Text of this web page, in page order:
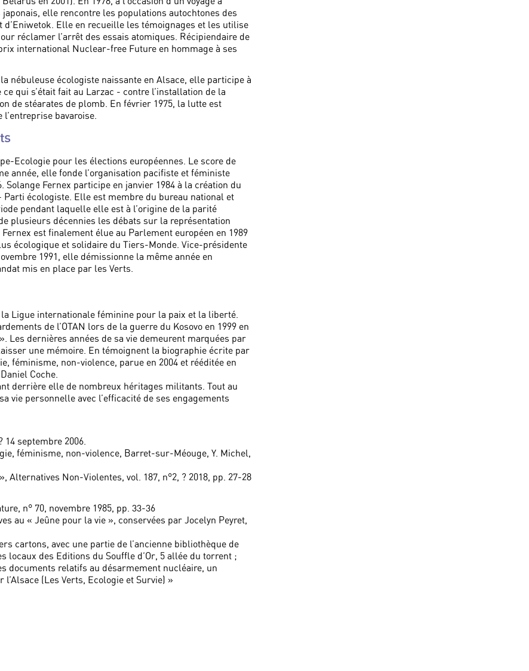
elle rencontre les populations autochtones des
Elle en recueille les témoignages et les utilise
réclamer l’arrêt des essais atomiques. Récipiendaire de
international Nuclear-free Future en hommage à ses
nébuleuse écologiste naissante en Alsace, elle participe à
qui s’était fait au Larzac - contre l’installation de la
de stéarates de plomb. En février 1975, la lutte est
bavaroise.
Ecologie pour les élections européennes. Le score de
année, elle fonde l’organisation pacifiste et féministe
Solange Fernex participe en janvier 1984 à la création du
écologiste. Elle est membre du bureau national et
pendant laquelle elle est à l’origine de la parité
plusieurs décennies les débats sur la représentation
est finalement élue au Parlement européen en 1989
écologique et solidaire du Tiers-Monde. Vice-présidente
1991, elle démissionne la même année en
mis en place par les Verts.
Ligue internationale féminine pour la paix et la liberté.
de l’OTAN lors de la guerre du Kosovo en 1999 en
Les dernières années de sa vie demeurent marquées par
une mémoire. En témoignent la biographie écrite par
féminisme, non-violence, parue en 2004 et rééditée en
Coche.
derrière elle de nombreux héritages militants. Tout au
vie personnelle avec l’efficacité de ses engagements
14 septembre 2006.
féminisme, non-violence, Barret-sur-Méouge, Y. Michel,
Alternatives Non-Violentes, vol. 187, n°2, ? 2018, pp. 27-28
n° 70, novembre 1985, pp. 33-36
au « Jeûne pour la vie », conservées par Jocelyn Peyret,
cartons, avec une partie de l’ancienne bibliothèque de
locaux des Editions du Souffle d’Or, 5 allée du torrent ;
documents relatifs au désarmement nucléaire, un
(Les Verts, Ecologie et Survie) »